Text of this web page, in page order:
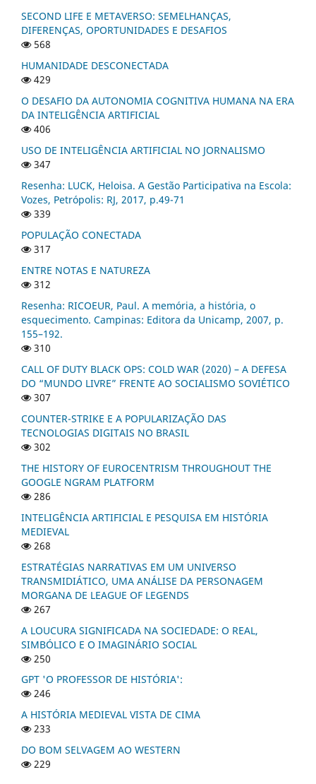
SECOND LIFE E METAVERSO: SEMELHANÇAS,
DIFERENÇAS, OPORTUNIDADES E DESAFIOS
568
HUMANIDADE DESCONECTADA
429
O DESAFIO DA AUTONOMIA COGNITIVA HUMANA NA ERA
DA INTELIGÊNCIA ARTIFICIAL
406
USO DE INTELIGÊNCIA ARTIFICIAL NO JORNALISMO
347
Resenha: LUCK, Heloisa. A Gestão Participativa na Escola:
Vozes, Petrópolis: RJ, 2017, p.49-71
339
POPULAÇÃO CONECTADA
317
ENTRE NOTAS E NATUREZA
312
Resenha: RICOEUR, Paul. A memória, a história, o
esquecimento. Campinas: Editora da Unicamp, 2007, p.
155–192.
310
CALL OF DUTY BLACK OPS: COLD WAR (2020) – A DEFESA
DO “MUNDO LIVRE” FRENTE AO SOCIALISMO SOVIÉTICO
307
COUNTER-STRIKE E A POPULARIZAÇÃO DAS
TECNOLOGIAS DIGITAIS NO BRASIL
302
THE HISTORY OF EUROCENTRISM THROUGHOUT THE
GOOGLE NGRAM PLATFORM
286
INTELIGÊNCIA ARTIFICIAL E PESQUISA EM HISTÓRIA
MEDIEVAL
268
ESTRATÉGIAS NARRATIVAS EM UM UNIVERSO
TRANSMIDIÁTICO, UMA ANÁLISE DA PERSONAGEM
MORGANA DE LEAGUE OF LEGENDS
267
A LOUCURA SIGNIFICADA NA SOCIEDADE: O REAL,
SIMBÓLICO E O IMAGINÁRIO SOCIAL
250
GPT 'O PROFESSOR DE HISTÓRIA':
246
A HISTÓRIA MEDIEVAL VISTA DE CIMA
233
DO BOM SELVAGEM AO WESTERN
229